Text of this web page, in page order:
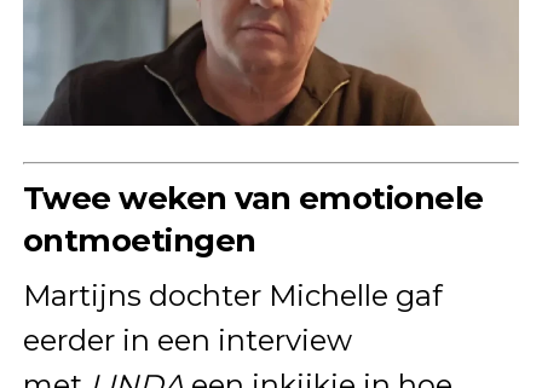
Twee weken van emotionele
ontmoetingen
Martijns dochter Michelle gaf
eerder in een interview